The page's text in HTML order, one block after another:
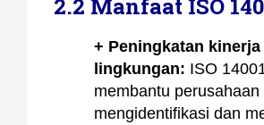
2.2 Manfaat ISO
+ Peningkatan kinerja
lingkungan: ISO
membantu perusahaan
mengidentifikasi dan